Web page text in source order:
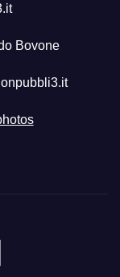
Bovone